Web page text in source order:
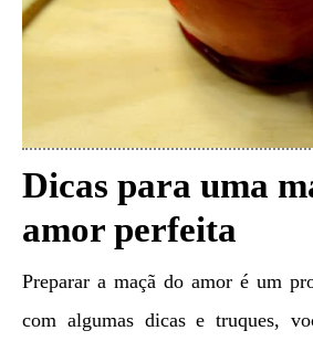
Dicas para uma
amor perfeita
Preparar a maçã do amor é um
com algumas dicas e truques,